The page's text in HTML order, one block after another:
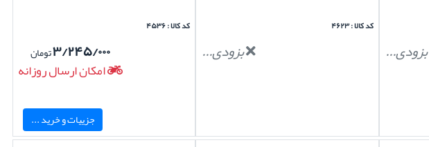
بزودی...
کد کالا : ۴۶۲۳
بزودی...
کد کالا : ۴۵۳۶
۳/۲۴۵/۰۰۰تومان
امکان ارسال روزانه
جزییات و خرید ...